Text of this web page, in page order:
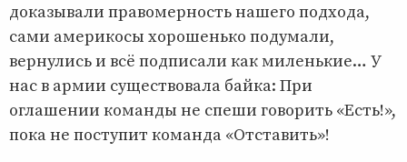
доказывали правомерность нашего подхода,
сами америкосы хорошенько подумали,
вернулись и всё подписали как миленькие… У
нас в армии существовала байка: При
оглашении команды не спеши говорить «Есть!»,
пока не поступит команда «Отставить»!